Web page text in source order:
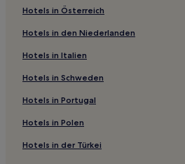
Strand in Biloxi
Strand in Ocean Springs
Lgbtqia-Freundliche in Tupelo
Familien in Vicksburg
Hotels mit Casino in Gulfport
Haustierfreundliche in Grenada
Günstige in Grenada
Hotels in Österreich
Hotels in den Niederlanden
Hotels in Italien
Hotels in Schweden
Hotels in Portugal
Hotels in Polen
Hotels in der Türkei